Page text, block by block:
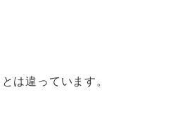
は違っています。